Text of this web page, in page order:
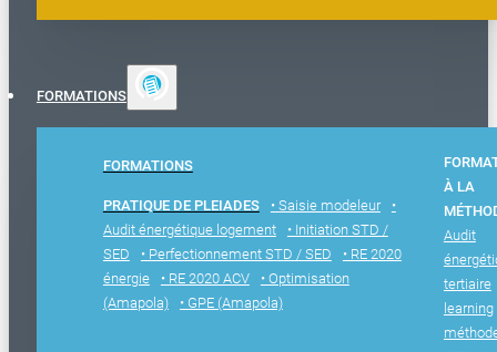
FORMATIONS
FORMATIONS
PRATIQUE DE PLEIADES • Saisie modeleur
•
Audit énergétique logement
• Initiation STD /
SED
• Perfectionnement STD / SED
• RE 2020
énergie
• RE 2020 ACV
• Optimisation
(Amapola)
• GPE (Amapola)
À LA
Audit
tertiaire
learning